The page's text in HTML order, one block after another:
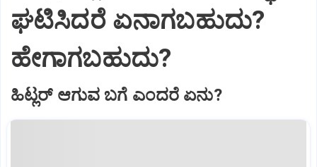
ಘಟಿಸಿದರೆ ಏನಾಗಬಹುದು?
ಹೇಗಾಗಬಹುದು?
ಹಿಟ್ಲರ್ ಆಗುವ ಬಗೆ ಎಂದರೆ ಏನು?